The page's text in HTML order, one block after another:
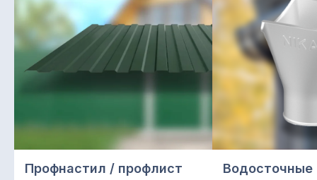
Профнастил / профлист
Отдел продаж
+7 (843) 203-62-02
+7 965 629 29 29
Наш офис:
Подписывайтесь на нас
в социальных сетях